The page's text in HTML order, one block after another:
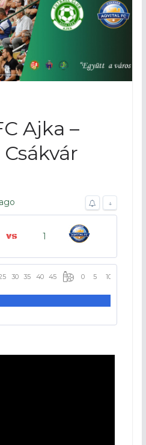
Ajka –
↓
1
30 35 40 45 0 5 10